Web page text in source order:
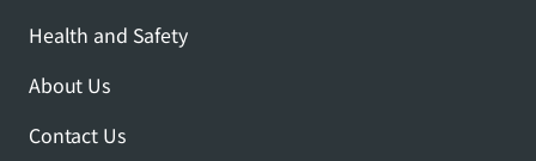
Health and Safety
About Us
Contact Us